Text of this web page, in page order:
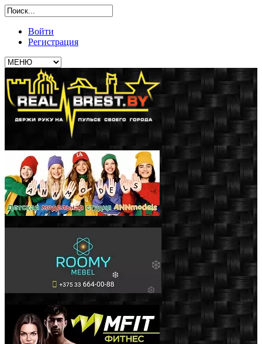
Войти
Регистрация